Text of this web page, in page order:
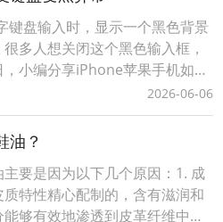
等问题。词令联盟如何创建
盘输入时，显示一个黑色背景
多人想关闭这个黑色输入框，
小编分享iPhone苹果手机如何
输入框。iPhone苹果手机打字键
框怎么关闭？1、在iPhone苹
到【辅助功能】；2、在【辅助
2026-06-06
油？
要是因为以下几个原因：1. 成
特性精心配制的，含有滋润和
够有效地渗透到皮革纤维中，